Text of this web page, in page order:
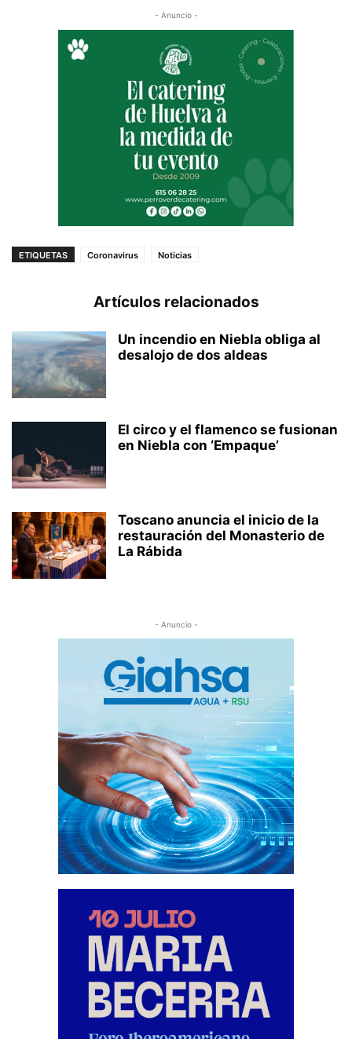
- Anuncio -
ETIQUETAS Coronavirus Noticias
Artículos relacionados
Un incendio en Niebla obliga al
desalojo de dos aldeas
El circo y el flamenco se fusionan
en Niebla con ‘Empaque’
Toscano anuncia el inicio de la
restauración del Monasterio de
La Rábida
- Anuncio -